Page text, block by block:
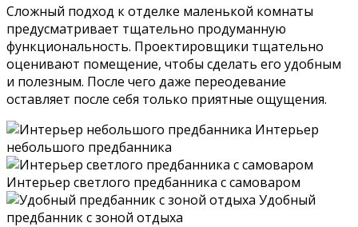
Сложный подход к отделке маленькой комнаты
предусматривает тщательно продуманную
функциональность. Проектировщики тщательно
оценивают помещение, чтобы сделать его удобным
и полезным. После чего даже переодевание
оставляет после себя только приятные ощущения.
Интерьер
небольшого предбанника
Интерьер светлого предбанника с самоваром
Удобный
предбанник с зоной отдыха